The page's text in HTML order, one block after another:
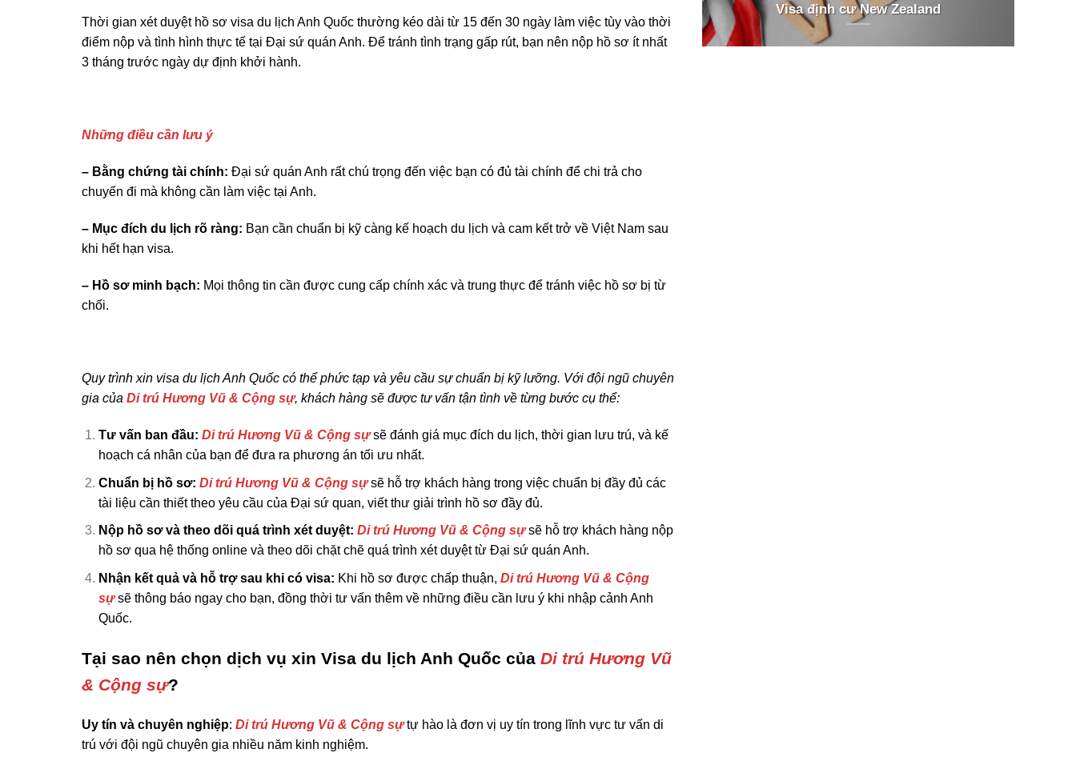
Thời gian xét duyệt hồ sơ visa du lịch Anh Quốc thường kéo dài từ 15 đến 30 ngày làm việc tùy vào thời
điểm nộp và tình hình thực tế tại Đại sứ quán Anh. Để tránh tình trạng gấp rút, bạn nên nộp hồ sơ ít nhất
3 tháng trước ngày dự định khởi hành.
Những điều cần lưu ý
– Bằng chứng tài chính: Đại sứ quán Anh rất chú trọng đến việc bạn có đủ tài chính để chi trả cho
chuyến đi mà không cần làm việc tại Anh.
– Mục đích du lịch rõ ràng: Bạn cần chuẩn bị kỹ càng kế hoạch du lịch và cam kết trở về Việt Nam sau
khi hết hạn visa.
– Hồ sơ minh bạch: Mọi thông tin cần được cung cấp chính xác và trung thực để tránh việc hồ sơ bị từ
chối.
Quy trình xin visa du lịch Anh Quốc có thể phức tạp và yêu cầu sự chuẩn bị kỹ lưỡng. Với đội ngũ chuyên
gia của Di trú Hương Vũ & Cộng sự, khách hàng sẽ được tư vấn tận tình về từng bước cụ thể:
Tư vấn ban đầu: Di trú Hương Vũ & Cộng sựsẽ đánh giá mục đích du lịch, thời gian lưu trú, và kế
hoạch cá nhân của bạn để đưa ra phương án tối ưu nhất.
Chuẩn bị hồ sơ: Di trú Hương Vũ & Cộng sựsẽ hỗ trợ khách hàng trong việc chuẩn bị đầy đủ các
tài liệu cần thiết theo yêu cầu của Đại sứ quan, viết thư giải trình hồ sơ đầy đủ.
Nộp hồ sơ và theo dõi quá trình xét duyệt: Di trú Hương Vũ & Cộng sựsẽ hỗ trợ khách hàng nộp
hồ sơ qua hệ thống online và theo dõi chặt chẽ quá trình xét duyệt từ Đại sứ quán Anh.
Nhận kết quả và hỗ trợ sau khi có visa: Khi hồ sơ được chấp thuận, Di trú Hương Vũ & Cộng
sựsẽ thông báo ngay cho bạn, đồng thời tư vấn thêm về những điều cần lưu ý khi nhập cảnh Anh
Quốc.
Tại sao nên chọn dịch vụ xin Visa du lịch Anh Quốc của Di trú Hương Vũ
& Cộng sự?
Uy tín và chuyên nghiệp: Di trú Hương Vũ & Cộng sựtự hào là đơn vị uy tín trong lĩnh vực tư vấn di
trú với đội ngũ chuyên gia nhiều năm kinh nghiệm.
Visa định cư New Zealand